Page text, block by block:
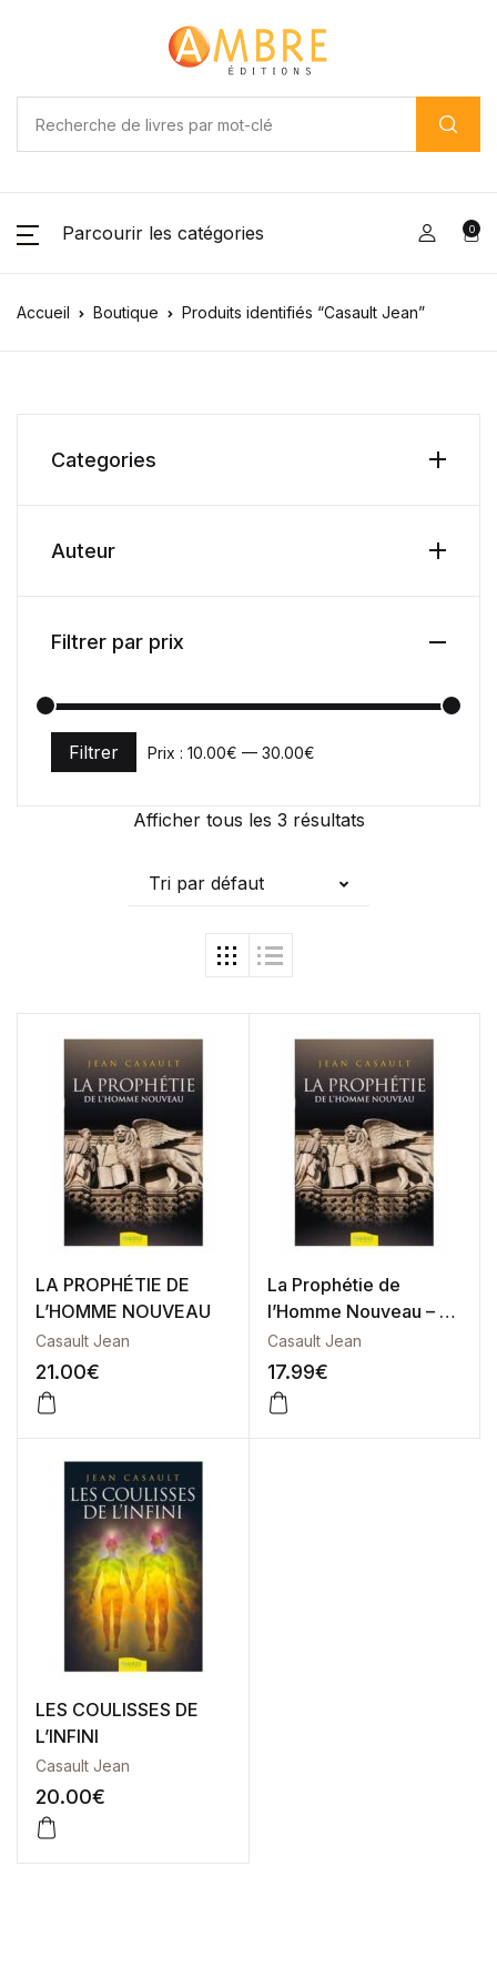
Parcourir les catégories 0
Accueil Boutique Produits identifiés “Casault Jean”
Afficher tous les 3 résultats
Tri par défaut
LA PROPHÉTIE DE
L’HOMME NOUVEAU
Casault Jean
21.00€
La Prophétie de
l’Homme Nouveau – E-
Book
Casault Jean
17.99€
LES COULISSES DE
L’INFINI
Casault Jean
20.00€
Categories
Auteur
Filtrer par prix
Prix min
Prix max
Filtrer Prix : 10.00€ — 30.00€